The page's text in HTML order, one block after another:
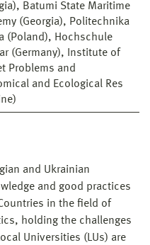
Batumi State Maritime
(Georgia), Politechnika
(Poland), Hochschule
(Germany), Institute of
Problems and
and Ecological Res
and Ukrainian
and good practices
in the field of
holding the challenges
Universities (LUs) are